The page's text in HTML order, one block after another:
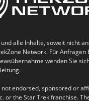
alle Inhalte, soweit nicht
Network. Für Anfragen
wenden Sie
not endorsed, sponsored or
or the Star Trek franchise.